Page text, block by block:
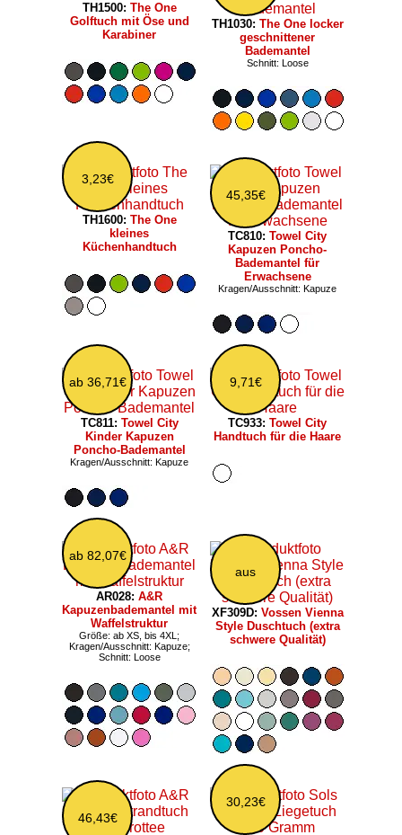
TH1500: The One
Golftuch mit Öse und
Karabiner
TH1030: The One locker
geschnittener
Bademantel
Schnitt: Loose
3,23€
TH1600: The One
kleines
Küchenhandtuch
45,35€
TC810: Towel City
Kapuzen Poncho-
Bademantel für
Erwachsene
Kragen/Ausschnitt: Kapuze
ab 36,71€
TC811: Towel City
Kinder Kapuzen
Poncho-Bademantel
Kragen/Ausschnitt: Kapuze
9,71€
TC933: Towel City
Handtuch für die Haare
ab 82,07€
AR028: A&R
Kapuzenbademantel mit
Waffelstruktur
Größe: ab XS, bis 4XL;
Kragen/Ausschnitt: Kapuze;
Schnitt: Loose
aus
XF309D: Vossen Vienna
Style Duschtuch (extra
schwere Qualität)
46,43€
30,23€